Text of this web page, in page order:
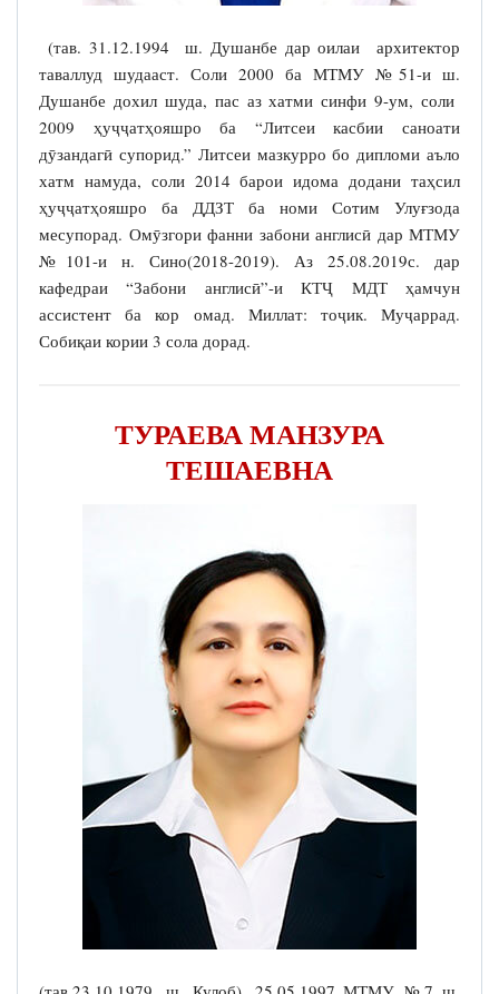
(тав. 31.12.1994 ш. Душанбе дар оилаи архитектор
таваллуд шудааст. Соли 2000 ба МТМУ №51-и ш.
Душанбе дохил шуда, пас аз хатми синфи 9-ум, соли
2009 ҳуҷҷатҳояшро ба “Литсеи касбии саноати
дӯзандагӣ супорид.” Литсеи мазкурро бо дипломи аъло
хатм намуда, соли 2014 барои идома додани таҳсил
ҳуҷҷатҳояшро ба ДДЗТ ба номи Сотим Улуғзода
месупорад. Омӯзгори фанни забони англисӣ дар МТМУ
№101-и н. Сино(2018-2019). Аз 25.08.2019с. дар
кафедраи “Забони англисӣ”-и КТҶ МДТ ҳамчун
ассистент ба кор омад. Миллат: тоҷик. Муҷаррад.
Собиқаи кории 3 сола дорад.
ТУРАЕВА МАНЗУРА
ТЕШАЕВНА